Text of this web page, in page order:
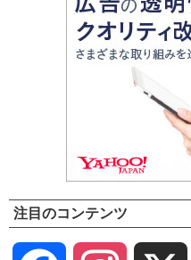
注目のコンテンツ